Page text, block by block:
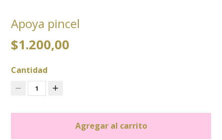
Apoya pincel
$1.200,00
Cantidad
1
Agregar al carrito